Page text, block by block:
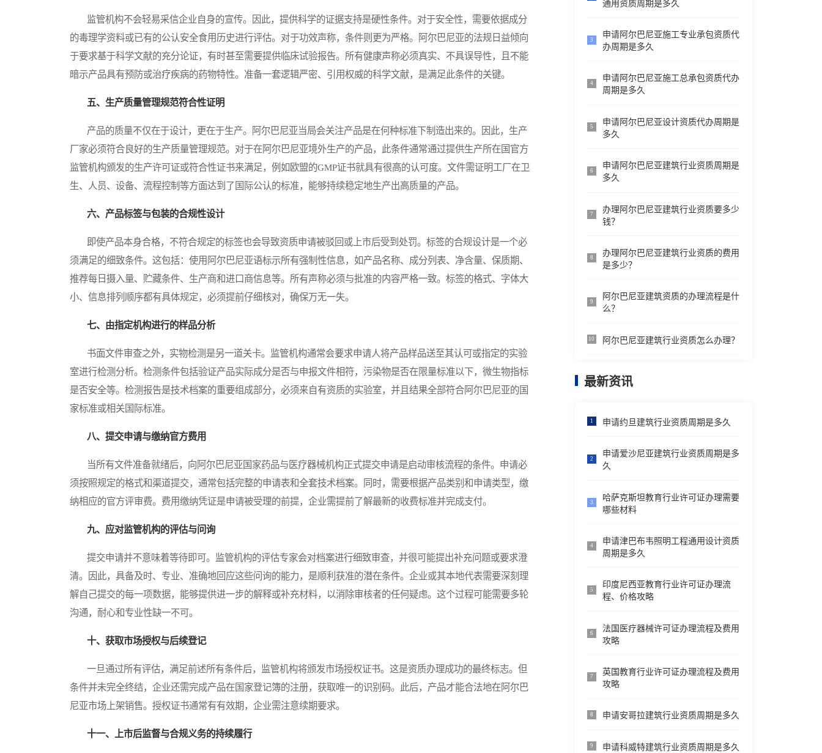
监管机构不会轻易采信企业自身的宣传。因此，提供科学的证据支持是硬性条件。对于安全性，需要依据成分
的毒理学资料或已有的公认安全食用历史进行评估。对于功效声称，条件则更为严格。阿尔巴尼亚的法规日益倾向
于要求基于科学文献的充分论证，有时甚至需要提供临床试验报告。所有健康声称必须真实、不具误导性，且不能
暗示产品具有预防或治疗疾病的药物特性。准备一套逻辑严密、引用权威的科学文献，是满足此条件的关键。
五、生产质量管理规范符合性证明
产品的质量不仅在于设计，更在于生产。阿尔巴尼亚当局会关注产品是在何种标准下制造出来的。因此，生产
厂家必须符合良好的生产质量管理规范。对于在阿尔巴尼亚境外生产的产品，此条件通常通过提供生产所在国官方
监管机构颁发的生产许可证或符合性证书来满足，例如欧盟的GMP证书就具有很高的认可度。文件需证明工厂在卫
生、人员、设备、流程控制等方面达到了国际公认的标准，能够持续稳定地生产出高质量的产品。
六、产品标签与包装的合规性设计
即使产品本身合格，不符合规定的标签也会导致资质申请被驳回或上市后受到处罚。标签的合规设计是一个必
须满足的细致条件。这包括：使用阿尔巴尼亚语标示所有强制性信息，如产品名称、成分列表、净含量、保质期、
推荐每日摄入量、贮藏条件、生产商和进口商信息等。所有声称必须与批准的内容严格一致。标签的格式、字体大
小、信息排列顺序都有具体规定，必须提前仔细核对，确保万无一失。
七、由指定机构进行的样品分析
书面文件审查之外，实物检测是另一道关卡。监管机构通常会要求申请人将产品样品送至其认可或指定的实验
室进行检测分析。检测条件包括验证产品实际成分是否与申报文件相符，污染物是否在限量标准以下，微生物指标
是否安全等。检测报告是技术档案的重要组成部分，必须来自有资质的实验室，并且结果全部符合阿尔巴尼亚的国
家标准或相关国际标准。
八、提交申请与缴纳官方费用
当所有文件准备就绪后，向阿尔巴尼亚国家药品与医疗器械机构正式提交申请是启动审核流程的条件。申请必
须按照规定的格式和渠道提交，通常包括完整的申请表和全套技术档案。同时，需要根据产品类别和申请类型，缴
纳相应的官方评审费。费用缴纳凭证是申请被受理的前提，企业需提前了解最新的收费标准并完成支付。
九、应对监管机构的评估与问询
提交申请并不意味着等待即可。监管机构的评估专家会对档案进行细致审查，并很可能提出补充问题或要求澄
清。因此，具备及时、专业、准确地回应这些问询的能力，是顺利获准的潜在条件。企业或其本地代表需要深刻理
解自己提交的每一项数据，能够提供进一步的解释或补充材料，以消除审核者的任何疑虑。这个过程可能需要多轮
沟通，耐心和专业性缺一不可。
十、获取市场授权与后续登记
一旦通过所有评估，满足前述所有条件后，监管机构将颁发市场授权证书。这是资质办理成功的最终标志。但
条件并未完全终结，企业还需完成产品在国家登记簿的注册，获取唯一的识别码。此后，产品才能合法地在阿尔巴
尼亚市场上架销售。授权证书通常有有效期，企业需注意续期要求。
十一、上市后监督与合规义务的持续履行
通用资质周期是多久
3
申请阿尔巴尼亚施工专业承包资质代
办周期是多久
4
申请阿尔巴尼亚施工总承包资质代办
周期是多久
5
申请阿尔巴尼亚设计资质代办周期是
多久
6
申请阿尔巴尼亚建筑行业资质周期是
多久
7
办理阿尔巴尼亚建筑行业资质要多少
钱？
8
办理阿尔巴尼亚建筑行业资质的费用
是多少？
9
阿尔巴尼亚建筑资质的办理流程是什
么？
10 阿尔巴尼亚建筑行业资质怎么办理？
最新资讯
1 申请约旦建筑行业资质周期是多久
2
申请爱沙尼亚建筑行业资质周期是多
久
3
哈萨克斯坦教育行业许可证办理需要
哪些材料
4
申请津巴布韦照明工程通用设计资质
周期是多久
5
印度尼西亚教育行业许可证办理流
程、价格攻略
6
法国医疗器械许可证办理流程及费用
攻略
7
英国教育行业许可证办理流程及费用
攻略
8 申请安哥拉建筑行业资质周期是多久
9 申请科威特建筑行业资质周期是多久